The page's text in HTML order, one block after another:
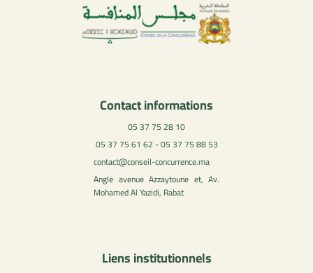
Contact informations
05 37 75 28 10
05 37 75 61 62 - 05 37 75 88 53
contact@conseil-concurrence.ma
Angle avenue Azzaytoune et, Av.
Mohamed Al Yazidi, Rabat
Liens institutionnels